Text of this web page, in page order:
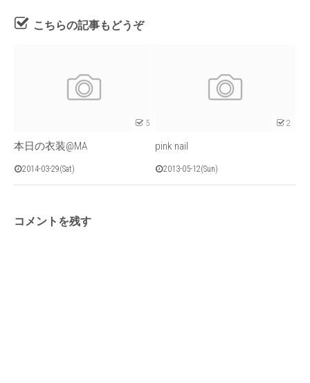
こちらの記事もどうぞ
5
本日の衣装@MA
2014-03-29(Sat)
2
pink nail
2013-05-12(Sun)
コメントを残す